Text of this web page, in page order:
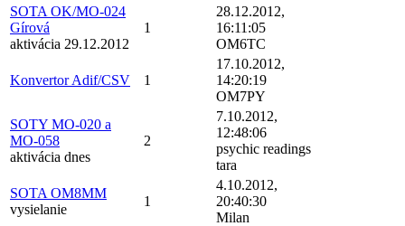
SOTA OK/MO-024
Gírová
aktivácia 29.12.2012
1
28.12.2012,
16:11:05
OM6TC
Konvertor Adif/CSV 1
17.10.2012,
14:20:19
OM7PY
SOTY MO-020 a
MO-058
aktivácia dnes
2
7.10.2012,
12:48:06
psychic readings
tara
SOTA OM8MM
vysielanie
1
4.10.2012,
20:40:30
Milan